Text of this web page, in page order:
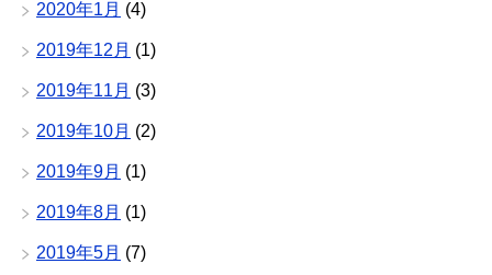
2020年1月 (4)
2019年12月 (1)
2019年11月 (3)
2019年10月 (2)
2019年9月 (1)
2019年8月 (1)
2019年5月 (7)